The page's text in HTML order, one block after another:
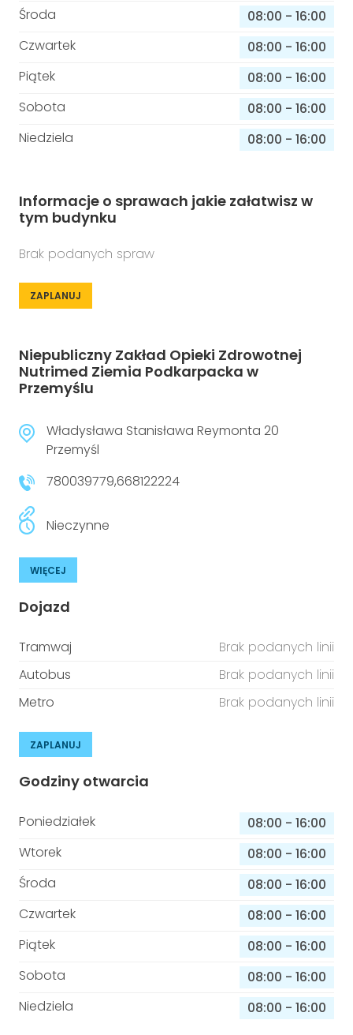
Środa 08:00 - 16:00
Czwartek
08:00 - 16:00
Piątek
08:00 - 16:00
Sobota
08:00 - 16:00
Niedziela
08:00 - 16:00
Informacje o sprawach jakie załatwisz w
tym budynku
Brak podanych spraw
ZAPLANUJ
Niepubliczny Zakład Opieki Zdrowotnej
Nutrimed Ziemia Podkarpacka w
Przemyślu
Władysława Stanisława Reymonta 20
Przemyśl
780039779,668122224
Nieczynne
WIĘCEJ
Dojazd
Tramwaj
Brak podanych linii
Autobus
Brak podanych linii
Metro
Brak podanych linii
ZAPLANUJ
Godziny otwarcia
Poniedziałek 08:00 - 16:00
Wtorek
08:00 - 16:00
Środa
08:00 - 16:00
Czwartek
08:00 - 16:00
Piątek
08:00 - 16:00
Sobota
08:00 - 16:00
Niedziela
08:00 - 16:00